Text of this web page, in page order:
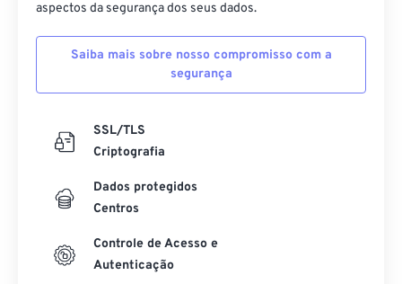
aspectos da segurança dos seus dados.
Saiba mais sobre nosso compromisso com a
segurança
SSL/TLS
Criptografia
Dados protegidos
Centros
Controle de Acesso e
Autenticação